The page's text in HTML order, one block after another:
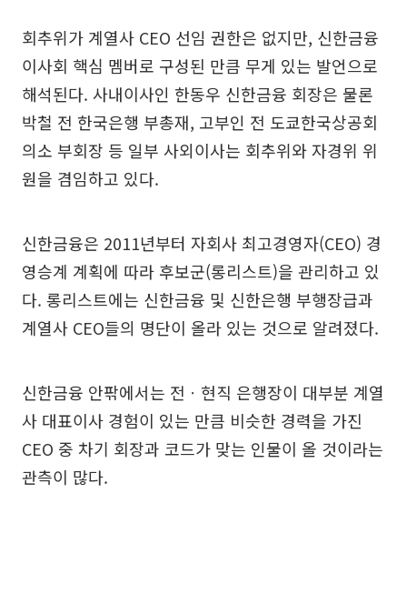
회추위가 계열사 CEO 선임 권한은 없지만, 신한금융
이사회 핵심 멤버로 구성된 만큼 무게 있는 발언으로
해석된다. 사내이사인 한동우 신한금융 회장은 물론
박철 전 한국은행 부총재, 고부인 전 도쿄한국상공회
의소 부회장 등 일부 사외이사는 회추위와 자경위 위
원을 겸임하고 있다.
신한금융은 2011년부터 자회사 최고경영자(CEO) 경
영승계 계획에 따라 후보군(롱리스트)을 관리하고 있
다. 롱리스트에는 신한금융 및 신한은행 부행장급과
계열사 CEO들의 명단이 올라 있는 것으로 알려졌다.
신한금융 안팎에서는 전ㆍ현직 은행장이 대부분 계열
사 대표이사 경험이 있는 만큼 비슷한 경력을 가진
CEO 중 차기 회장과 코드가 맞는 인물이 올 것이라는
관측이 많다.